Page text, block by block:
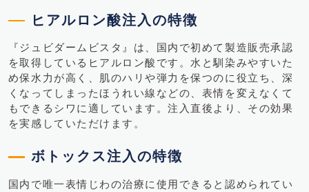
ヒアルロン酸注入の特徴
『ジュビダームビスタ』は、国内で初めて製造販売承認
を取得しているヒアルロン酸です。水と馴染みやすいた
め保水力が高く、肌のハリや弾力を保つのに役立ち、深
くなってしまったほうれい線などの、表情を変えなくて
もできるシワに適しています。注入直後より、その効果
を実感していただけます。
ボトックス注入の特徴
国内で唯一表情じわの治療に使用できると認められてい